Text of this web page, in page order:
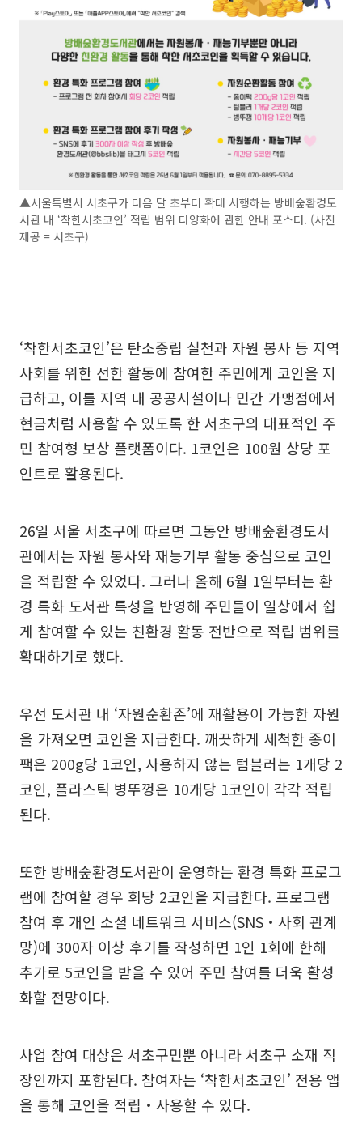
▲서울특별시 서초구가 다음 달 초부터 확대 시행하는 방배숲환경도
서관 내 ‘착한서초코인’ 적립 범위 다양화에 관한 안내 포스터. (사진
제공 = 서초구)
‘착한서초코인’은 탄소중립 실천과 자원 봉사 등 지역
사회를 위한 선한 활동에 참여한 주민에게 코인을 지
급하고, 이를 지역 내 공공시설이나 민간 가맹점에서
현금처럼 사용할 수 있도록 한 서초구의 대표적인 주
민 참여형 보상 플랫폼이다. 1코인은 100원 상당 포
인트로 활용된다.
26일 서울 서초구에 따르면 그동안 방배숲환경도서
관에서는 자원 봉사와 재능기부 활동 중심으로 코인
을 적립할 수 있었다. 그러나 올해 6월 1일부터는 환
경 특화 도서관 특성을 반영해 주민들이 일상에서 쉽
게 참여할 수 있는 친환경 활동 전반으로 적립 범위를
확대하기로 했다.
우선 도서관 내 ‘자원순환존’에 재활용이 가능한 자원
을 가져오면 코인을 지급한다. 깨끗하게 세척한 종이
팩은 200g당 1코인, 사용하지 않는 텀블러는 1개당 2
코인, 플라스틱 병뚜껑은 10개당 1코인이 각각 적립
된다.
또한 방배숲환경도서관이 운영하는 환경 특화 프로그
램에 참여할 경우 회당 2코인을 지급한다. 프로그램
참여 후 개인 소셜 네트워크 서비스(SNS‧사회 관계
망)에 300자 이상 후기를 작성하면 1인 1회에 한해
추가로 5코인을 받을 수 있어 주민 참여를 더욱 활성
화할 전망이다.
사업 참여 대상은 서초구민뿐 아니라 서초구 소재 직
장인까지 포함된다. 참여자는 ‘착한서초코인’ 전용 앱
을 통해 코인을 적립‧사용할 수 있다.